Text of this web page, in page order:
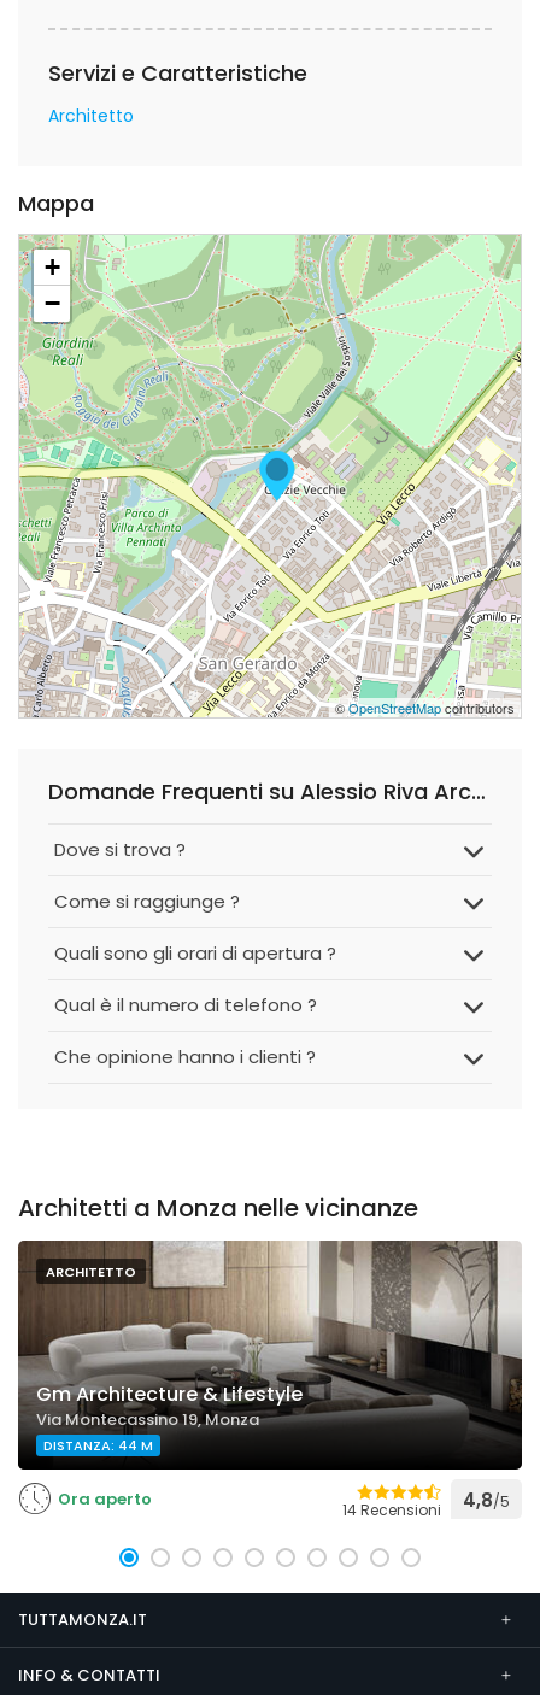
Servizi e Caratteristiche
Architetto
Mappa
+
−
©OpenStreetMapcontributors
Domande Frequenti su Alessio Riva Architetto
Dove si trova ?
Come si raggiunge ?
Quali sono gli orari di apertura ?
Qual è il numero di telefono ?
Che opinione hanno i clienti ?
Architetti a Monza nelle vicinanze
ARCHITETTO
Gm Architecture & Lifestyle
Via Montecassino 19, Monza
DISTANZA: 44 M
Ora aperto 14 Recensioni 4,8/5
TUTTAMONZA.IT
INFO & CONTATTI